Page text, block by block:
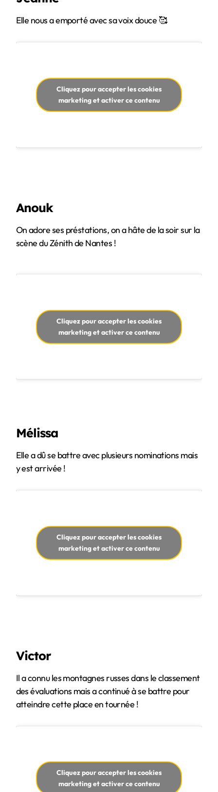
Elle nous a emporté avec sa voix douce 🥰
Cliquez pour accepter les cookies
marketing et activer ce contenu
Anouk
On adore ses préstations, on a hâte de la soir sur la
scène du Zénith de Nantes !
Cliquez pour accepter les cookies
marketing et activer ce contenu
Mélissa
Elle a dû se battre avec plusieurs nominations mais
y est arrivée !
Cliquez pour accepter les cookies
marketing et activer ce contenu
Victor
Il a connu les montagnes russes dans le classement
des évaluations mais a continué à se battre pour
atteindre cette place en tournée !
Cliquez pour accepter les cookies
marketing et activer ce contenu